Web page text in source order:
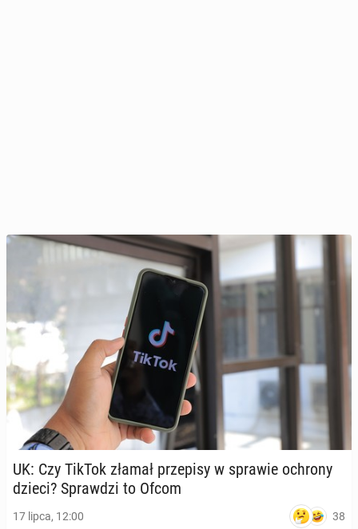
UK: Czy TikTok złamał prze­pi­sy w sprawie ochrony
dzieci? Spraw­dzi to Ofcom
17 lipca, 12:00 38